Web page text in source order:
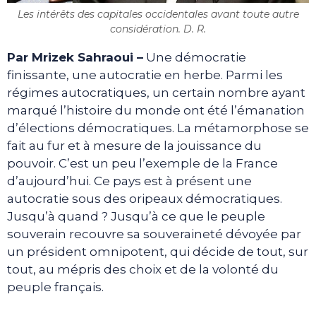
Les intérêts des capitales occidentales avant toute autre
considération. D. R.
Par Mrizek Sahraoui – Une démocratie
finissante, une autocratie en herbe. Parmi les
régimes autocratiques, un certain nombre ayant
marqué l’histoire du monde ont été l’émanation
d’élections démocratiques. La métamorphose se
fait au fur et à mesure de la jouissance du
pouvoir. C’est un peu l’exemple de la France
d’aujourd’hui. Ce pays est à présent une
autocratie sous des oripeaux démocratiques.
Jusqu’à quand ? Jusqu’à ce que le peuple
souverain recouvre sa souveraineté dévoyée par
un président omnipotent, qui décide de tout, sur
tout, au mépris des choix et de la volonté du
peuple français.